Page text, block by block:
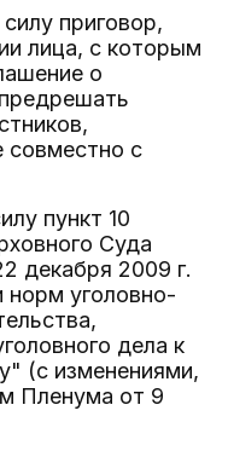
приговор,
лица, с которым
о
совместно с
пункт 10
Суда
декабря 2009 г.
уголовно-
дела к
(с изменениями,
Пленума от 9